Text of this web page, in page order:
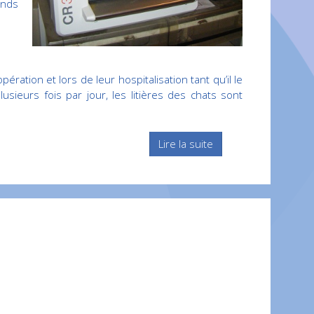
et lors de leur hospitalisation tant qu’il le
fois par jour, les litières des chats sont
Lire la suite